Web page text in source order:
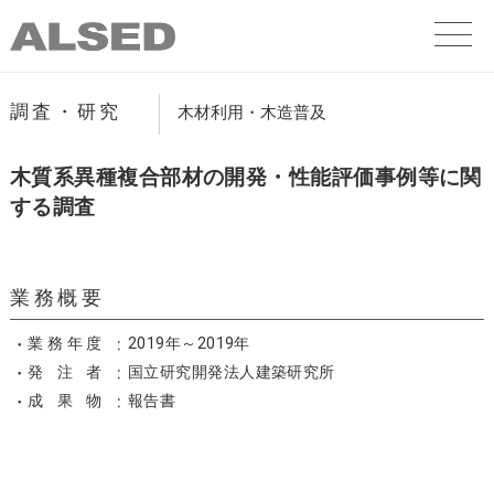
調査・研究 木材利用・木造普及
木質系異種複合部材の開発・性能評価事例等に関
する調査
業務概要
業務年度
2019年～2019年
発注者
国立研究開発法人建築研究所
成果物
報告書